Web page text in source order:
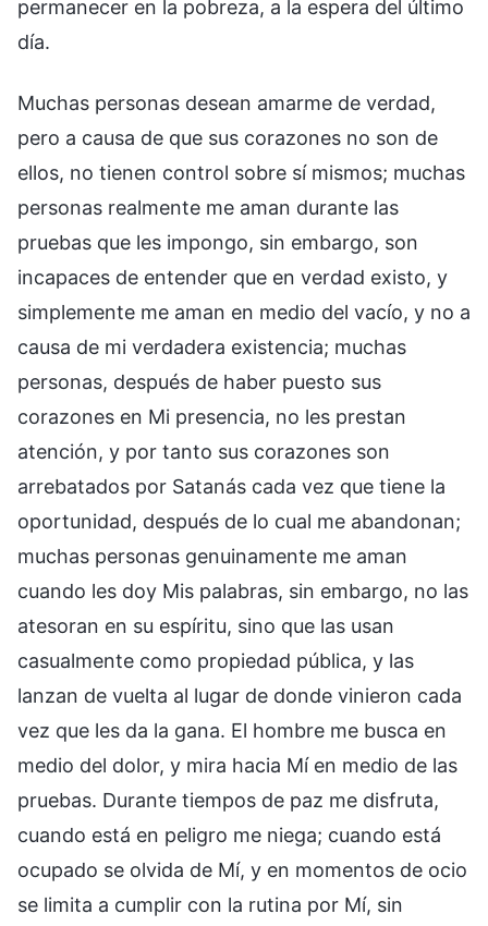
permanecer en la pobreza, a la espera del último
día.
Muchas personas desean amarme de verdad,
pero a causa de que sus corazones no son de
ellos, no tienen control sobre sí mismos; muchas
personas realmente me aman durante las
pruebas que les impongo, sin embargo, son
incapaces de entender que en verdad existo, y
simplemente me aman en medio del vacío, y no a
causa de mi verdadera existencia; muchas
personas, después de haber puesto sus
corazones en Mi presencia, no les prestan
atención, y por tanto sus corazones son
arrebatados por Satanás cada vez que tiene la
oportunidad, después de lo cual me abandonan;
muchas personas genuinamente me aman
cuando les doy Mis palabras, sin embargo, no las
atesoran en su espíritu, sino que las usan
casualmente como propiedad pública, y las
lanzan de vuelta al lugar de donde vinieron cada
vez que les da la gana. El hombre me busca en
medio del dolor, y mira hacia Mí en medio de las
pruebas. Durante tiempos de paz me disfruta,
cuando está en peligro me niega; cuando está
ocupado se olvida de Mí, y en momentos de ocio
se limita a cumplir con la rutina por Mí, sin